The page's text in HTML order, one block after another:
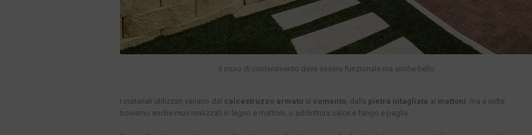
Il muro di contenimento deve essere funzionale ma anche bello
I materiali utilizzati variano dal calcestruzzo armato al cemento, dalla pietra intagliata ai mattoni, ma a volte
troviamo anche muri realizzati in legno e mattoni, o addirittura calce e fango e paglia.